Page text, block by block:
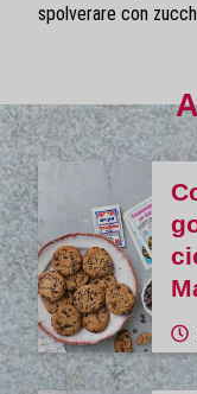
spolverare con